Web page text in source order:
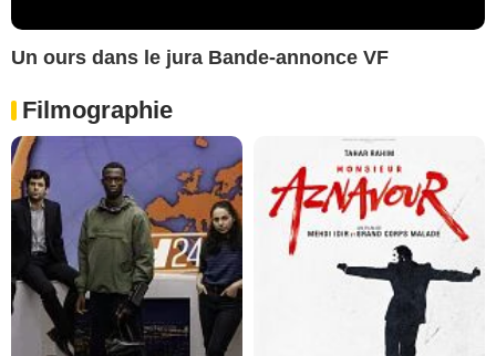
Un ours dans le jura Bande-annonce VF
Filmographie